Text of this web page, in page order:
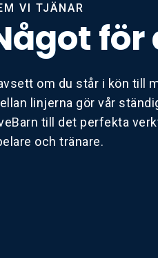
VI TJÄNAR
för
om du står i kön till
linjerna gör vår
till det perfekta
och tränare.